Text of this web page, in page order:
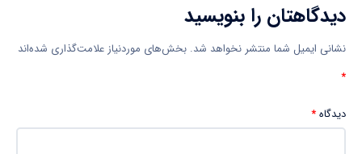
دیدگاهتان را بنویسید
نشانی ایمیل شما منتشر نخواهد شد. بخش‌های موردنیاز علامت‌گذاری شده‌اند
*
دیدگاه*